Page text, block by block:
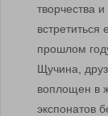
творчества
прошлом
Щучина,
воплощен в
экспонатов